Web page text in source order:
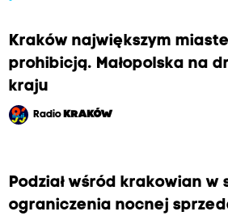
Kraków największym
prohibicją. Małopolska na
kraju
Radio KRAKÓW
Podział wśród krakowian w
ograniczenia nocnej